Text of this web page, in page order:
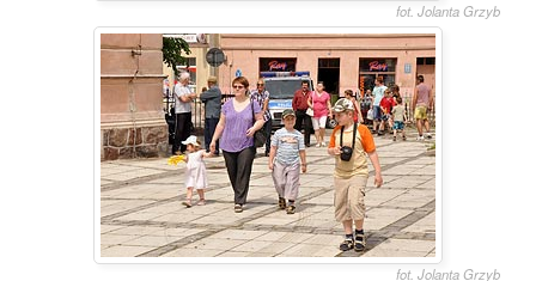
fot. Jolanta Grzyb
fot. Jolanta Grzyb